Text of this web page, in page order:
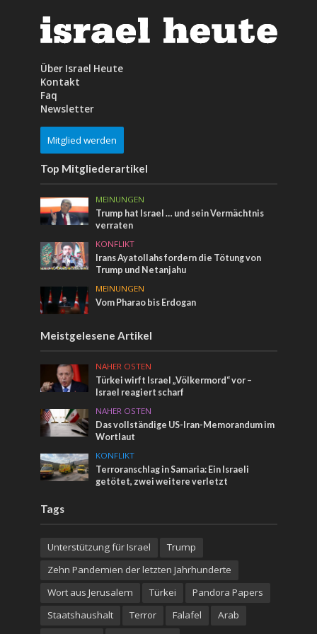
Über Israel Heute
Kontakt
Faq
Newsletter
Mitglied werden
Top Mitgliederartikel
MEINUNGEN
Trump hat Israel … und sein Vermächtnis
verraten
KONFLIKT
Irans Ayatollahs fordern die Tötung von
Trump und Netanjahu
MEINUNGEN
Vom Pharao bis Erdogan
Meistgelesene Artikel
NAHER OSTEN
Türkei wirft Israel „Völkermord“ vor –
Israel reagiert scharf
NAHER OSTEN
Das vollständige US-Iran-Memorandum im
Wortlaut
KONFLIKT
Terroranschlag in Samaria: Ein Israeli
getötet, zwei weitere verletzt
Tags
Unterstützung für Israel
Trump
Zehn Pandemien der letzten Jahrhunderte
Wort aus Jerusalem
Türkei
Pandora Papers
Staatshaushalt
Terror Falafel
Arab